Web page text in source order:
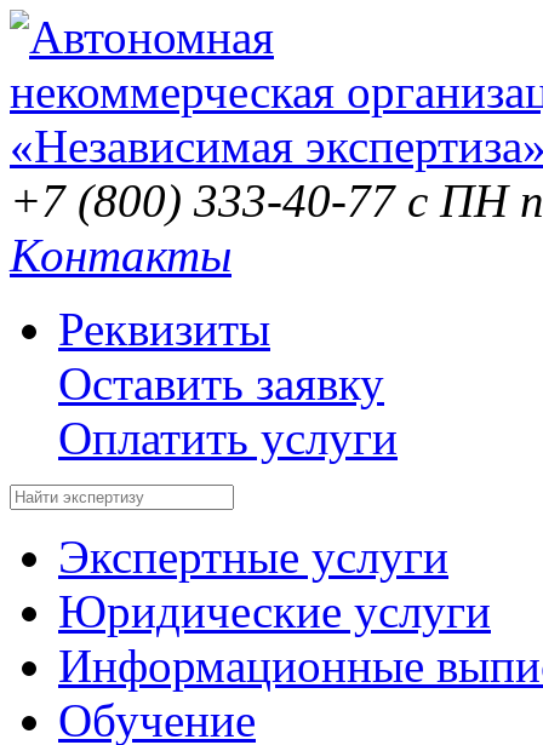
+7 (800) 333-40-77 с ПН
Контакты
Реквизиты
Оставить заявку
Оплатить услуги
Экспертные услуги
Юридические услуги
Информационные
Обучение